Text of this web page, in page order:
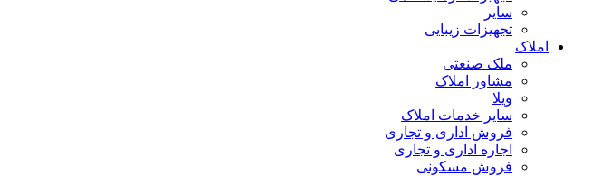
سایر
تجهیزات زیبایی
املاک
ملک صنعتی
مشاور املاک
ویلا
سایر خدمات املاک
فروش اداری و تجاری
اجاره اداری و تجاری
فروش مسکونی